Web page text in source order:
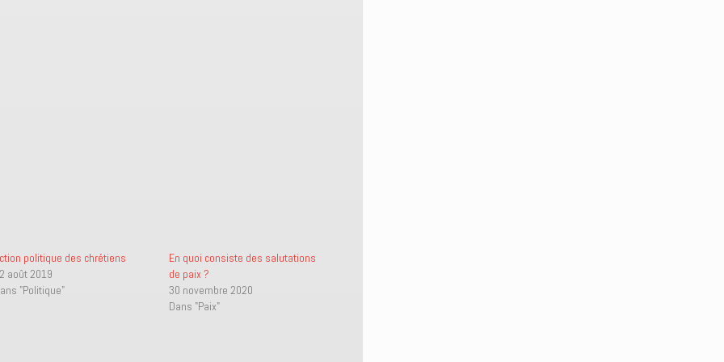
politique des chrétiens
août 2019
"Politique"
En quoi consiste des salutations
de paix ?
30 novembre 2020
Dans "Paix"